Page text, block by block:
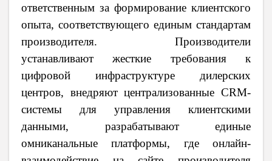
ответственным за формирование клиентского
опыта, соответствующего единым стандартам
производителя. Производители
устанавливают жесткие требования к
цифровой инфраструктуре дилерских
центров, внедряют централизованные CRM-
системы для управления клиентскими
данными, разрабатывают единые
омниканальные платформы, где онлайн-